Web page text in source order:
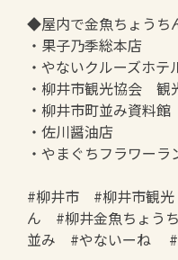
◆屋内で金魚ちょうち
・果子乃季総本店
・やないクルーズホ
・柳井市観光協会 観
・柳井市町並み資料館
・佐川醤油店
・やまぐちフラワーラ
#柳井市 #柳井市観
ん #柳井金魚ちょう
並み #やないーね #